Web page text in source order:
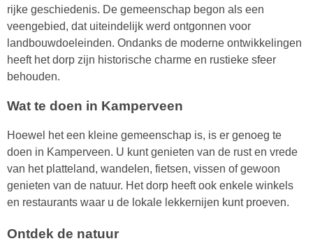
rijke geschiedenis. De gemeenschap begon als een
veengebied, dat uiteindelijk werd ontgonnen voor
landbouwdoeleinden. Ondanks de moderne ontwikkelingen
heeft het dorp zijn historische charme en rustieke sfeer
behouden.
Wat te doen in Kamperveen
Hoewel het een kleine gemeenschap is, is er genoeg te
doen in Kamperveen. U kunt genieten van de rust en vrede
van het platteland, wandelen, fietsen, vissen of gewoon
genieten van de natuur. Het dorp heeft ook enkele winkels
en restaurants waar u de lokale lekkernijen kunt proeven.
Ontdek de natuur